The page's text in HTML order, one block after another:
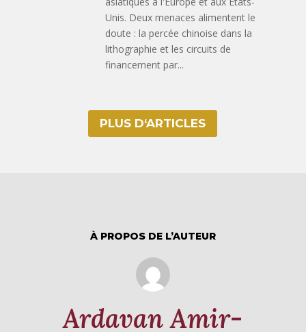
Unis. Deux menaces alimentent le
doute : la percée chinoise dans la
lithographie et les circuits de
financement par...
PLUS D‘ARTICLES
À PROPOS DE L’AUTEUR
Ardavan Amir-